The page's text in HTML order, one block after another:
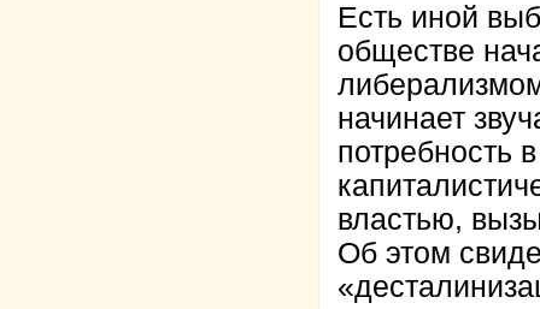
Есть иной
обществе
начинает
властью,
Об этом